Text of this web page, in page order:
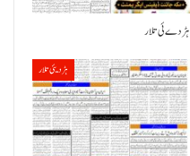
ہڑدے ئی تلار
ہڑدیئی تلار